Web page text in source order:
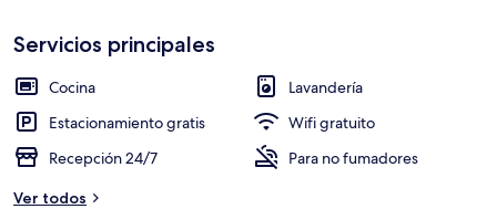
Servicios principales
Cocina
Lavandería
Estacionamiento gratis
Wifi gratuito
Recepción 24/7
Para no fumadores
Ver todos